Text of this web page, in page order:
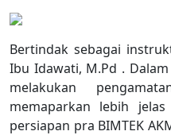
Bertindak sebagai
Ibu Idawati, M.Pd .
melakukan
memaparkan lebih
persiapan pra BIMTEK